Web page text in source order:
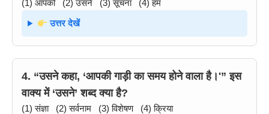
(1) आपको (2) उसने (3) सूचना (4) हम
उत्तर देखें
4. “उसने कहा, ‘आपकी गाड़ी का समय होने वाला है।'” इस
वाक्य में ‘उसने’ शब्द क्या है?
(1) संज्ञा (2) सर्वनाम (3) विशेषण (4) क्रिया